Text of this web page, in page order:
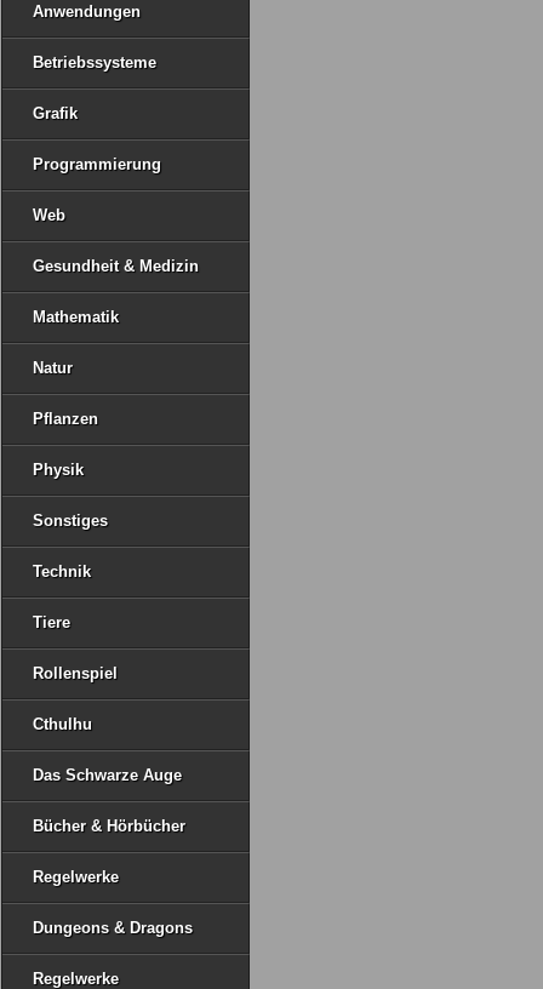
Anwendungen
Betriebssysteme
Grafik
Programmierung
Web
Gesundheit & Medizin
Mathematik
Natur
Pflanzen
Physik
Sonstiges
Technik
Tiere
Rollenspiel
Cthulhu
Das Schwarze Auge
Bücher & Hörbücher
Regelwerke
Dungeons & Dragons
Regelwerke